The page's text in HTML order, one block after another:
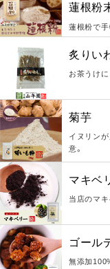
蓮根粉
蓮根粉で手
炙りい
お茶うけ
菊芋
イヌリン
意。
マキベ
当店のマ
ゴール
無添加